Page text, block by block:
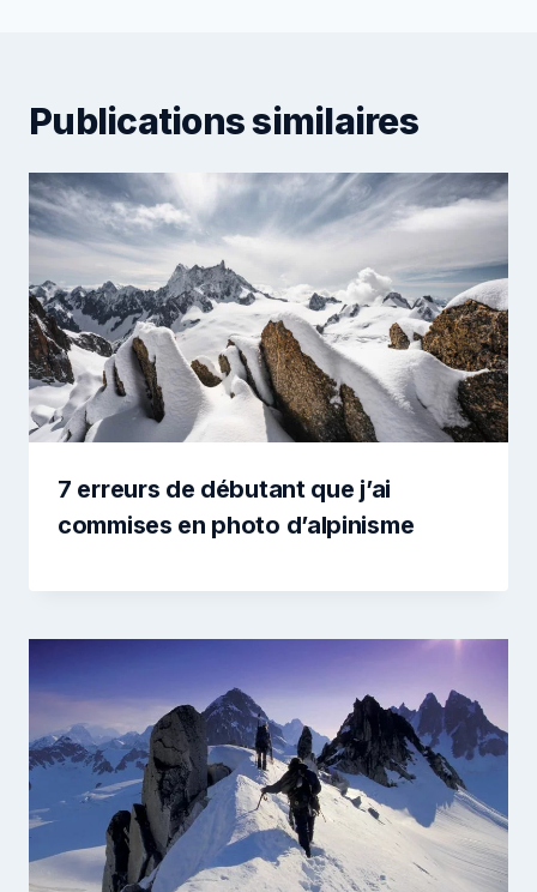
Publications similaires
7 erreurs de débutant que j’ai
commises en photo d’alpinisme